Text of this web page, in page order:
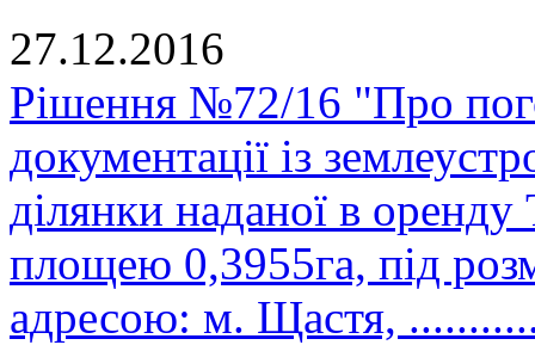
27.12.2016
Рішення №72/16 "Про
документації із
ділянки наданої в
площею 0,3955га, під
адресою: м. Щастя,